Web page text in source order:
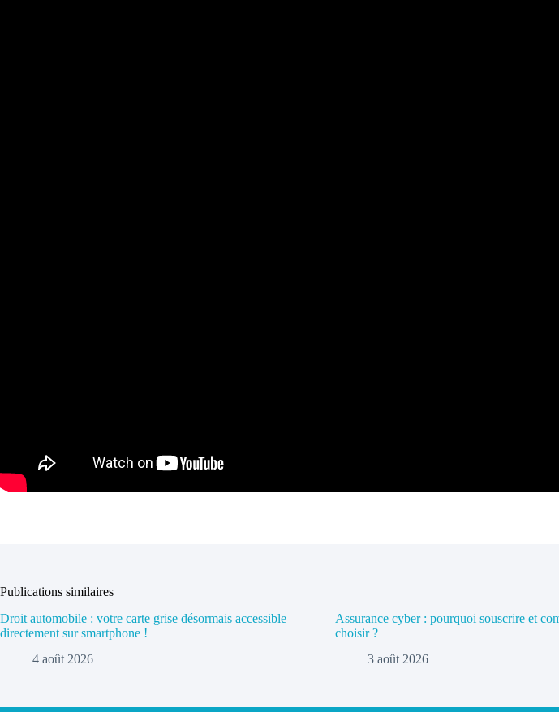
Publications similaires
Droit automobile : votre carte grise désormais accessible
directement sur smartphone !
4 août 2026
Assurance cyber : pourquoi souscrire et
choisir ?
3 août 2026